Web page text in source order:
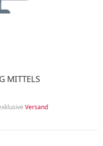
MITTELS
Versand